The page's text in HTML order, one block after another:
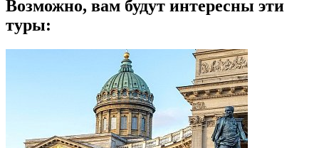
Возможно, вам будут интересны эти
туры: